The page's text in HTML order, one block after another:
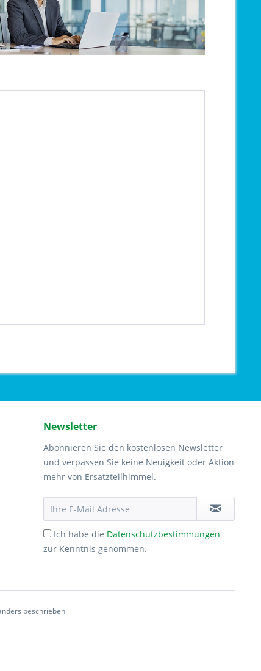
Newsletter
Abonnieren Sie den kostenlosen Newsletter
und verpassen Sie keine Neuigkeit oder Aktion
mehr von Ersatzteilhimmel.
Ich habe die Datenschutzbestimmungen
zur Kenntnis genommen.
beschrieben